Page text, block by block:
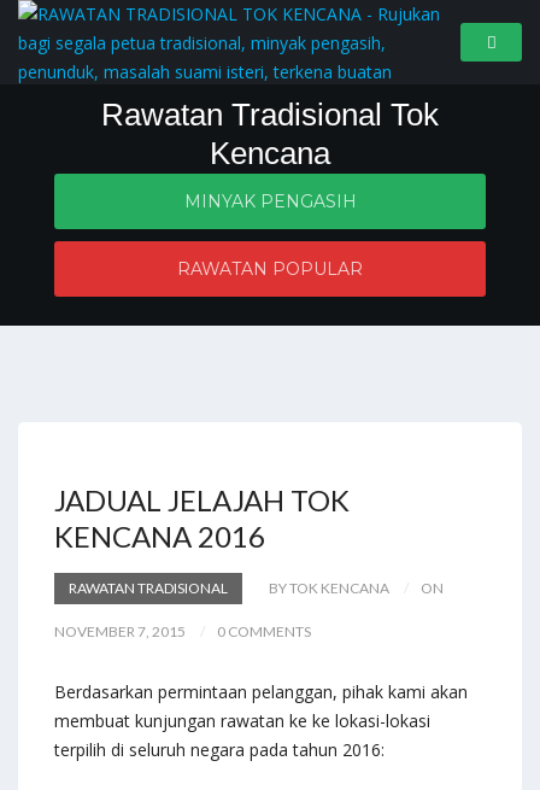
Rawatan Tradisional Tok
Kencana
Penyelesaian masalah zahir dan batin
MINYAK PENGASIH
RAWATAN POPULAR
JADUAL JELAJAH TOK
KENCANA 2016
RAWATAN TRADISIONAL BY TOK KENCANA ON
NOVEMBER 7, 2015 0 COMMENTS
Berdasarkan permintaan pelanggan, pihak kami akan
membuat kunjungan rawatan ke ke lokasi-lokasi
terpilih di seluruh negara pada tahun 2016: